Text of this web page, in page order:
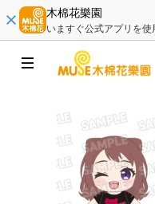
木棉花樂園
いますぐ公式アプリを使